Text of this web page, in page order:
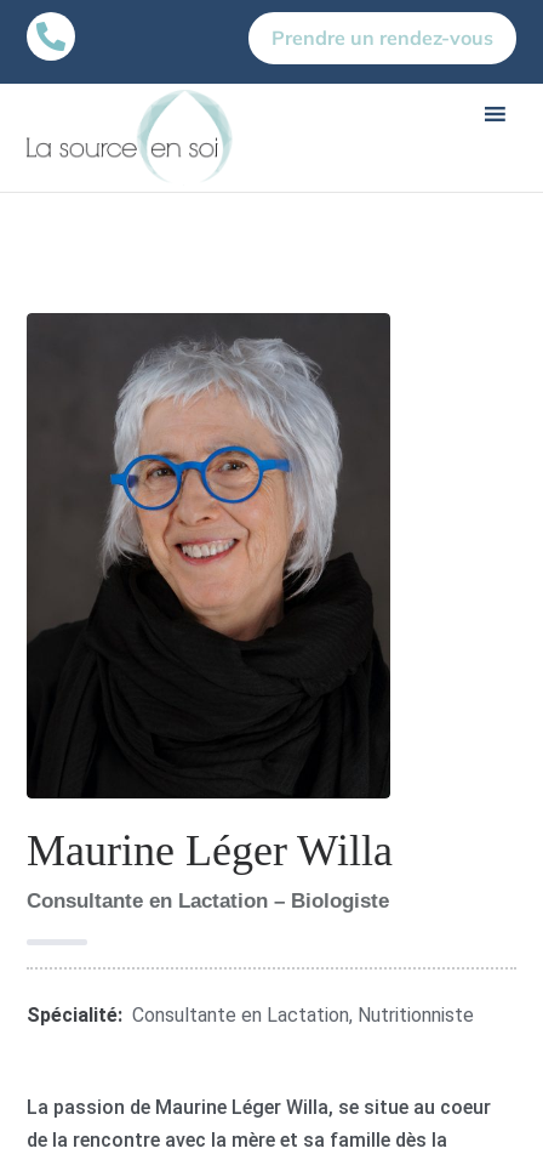
 Prendre un rendez-vous
Maurine Léger Willa
Consultante en Lactation – Biologiste
Spécialité: Consultante en Lactation, Nutritionniste
La passion de Maurine Léger Willa, se situe au coeur
de la rencontre avec la mère et sa famille dès la